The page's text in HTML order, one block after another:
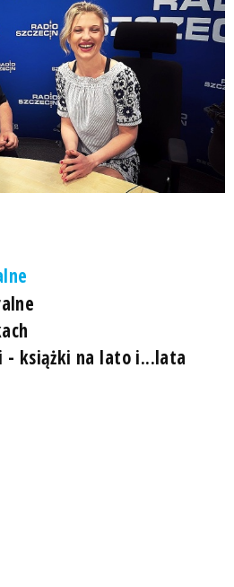
- książki na lato i...lata